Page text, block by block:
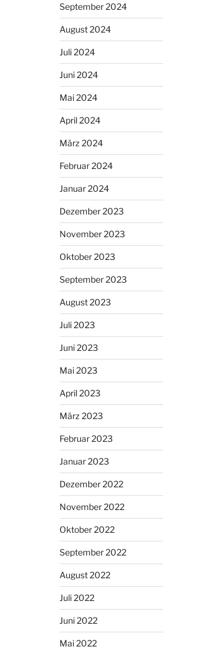
September 2024
August 2024
Juli 2024
Juni 2024
Mai 2024
April 2024
März 2024
Februar 2024
Januar 2024
Dezember 2023
November 2023
Oktober 2023
September 2023
August 2023
Juli 2023
Juni 2023
Mai 2023
April 2023
März 2023
Februar 2023
Januar 2023
Dezember 2022
November 2022
Oktober 2022
September 2022
August 2022
Juli 2022
Juni 2022
Mai 2022